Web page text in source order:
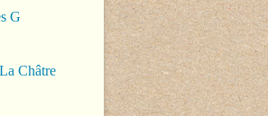
G
Châtre